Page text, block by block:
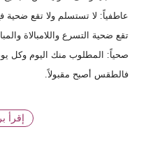
عاطفياً: لا تستسلم ولا تقع ضحية
تقع ضحية التسرع واللامبالاة
صحياً: المطلوب منك اليوم وكل
فالطقس أصبح مقبولاً.
إقرأ